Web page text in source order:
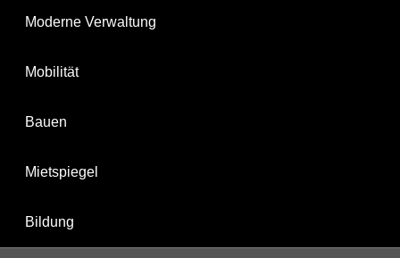
Moderne Verwaltung
Mobilität
Bauen
Mietspiegel
Bildung